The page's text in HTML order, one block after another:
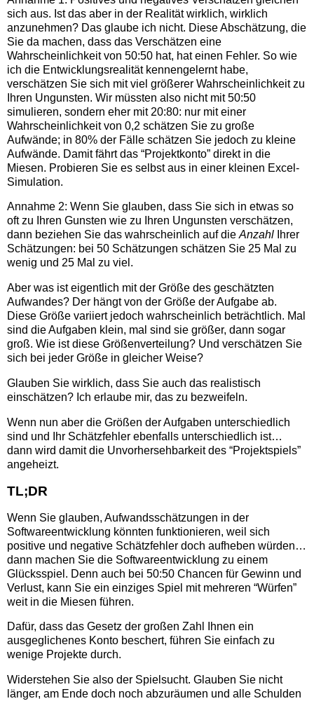
sich aus. Ist das aber in der Realität wirklich, wirklich
anzunehmen? Das glaube ich nicht. Diese Abschätzung, die
Sie da machen, dass das Verschätzen eine
Wahrscheinlichkeit von 50:50 hat, hat einen Fehler. So wie
ich die Entwicklungsrealität kennengelernt habe,
verschätzen Sie sich mit viel größerer Wahrscheinlichkeit zu
Ihren Ungunsten. Wir müssten also nicht mit 50:50
simulieren, sondern eher mit 20:80: nur mit einer
Wahrscheinlichkeit von 0,2 schätzen Sie zu große
Aufwände; in 80% der Fälle schätzen Sie jedoch zu kleine
Aufwände. Damit fährt das “Projektkonto” direkt in die
Miesen. Probieren Sie es selbst aus in einer kleinen Excel-
Simulation.
Annahme 2: Wenn Sie glauben, dass Sie sich in etwas so
oft zu Ihren Gunsten wie zu Ihren Ungunsten verschätzen,
dann beziehen Sie das wahrscheinlich auf die Anzahl Ihrer
Schätzungen: bei 50 Schätzungen schätzen Sie 25 Mal zu
wenig und 25 Mal zu viel.
Aber was ist eigentlich mit der Größe des geschätzten
Aufwandes? Der hängt von der Größe der Aufgabe ab.
Diese Größe variiert jedoch wahrscheinlich beträchtlich. Mal
sind die Aufgaben klein, mal sind sie größer, dann sogar
groß. Wie ist diese Größenverteilung? Und verschätzen Sie
sich bei jeder Größe in gleicher Weise?
Glauben Sie wirklich, dass Sie auch das realistisch
einschätzen? Ich erlaube mir, das zu bezweifeln.
Wenn nun aber die Größen der Aufgaben unterschiedlich
sind und Ihr Schätzfehler ebenfalls unterschiedlich ist…
dann wird damit die Unvorhersehbarkeit des “Projektspiels”
angeheizt.
TL;DR
Wenn Sie glauben, Aufwandsschätzungen in der
Softwareentwicklung könnten funktionieren, weil sich
positive und negative Schätzfehler doch aufheben würden…
dann machen Sie die Softwareentwicklung zu einem
Glücksspiel. Denn auch bei 50:50 Chancen für Gewinn und
Verlust, kann Sie ein einziges Spiel mit mehreren “Würfen”
weit in die Miesen führen.
Dafür, dass das Gesetz der großen Zahl Ihnen ein
ausgeglichenes Konto beschert, führen Sie einfach zu
wenige Projekte durch.
Widerstehen Sie also der Spielsucht. Glauben Sie nicht
länger, am Ende doch noch abzuräumen und alle Schulden